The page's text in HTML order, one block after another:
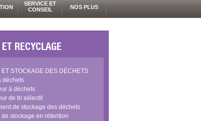
SERVICE ET
CONSEIL
NOS PLUS
RECYCLAGE
STOCKAGE DES DÉCHETS
déchets
à déchets
de tri sélectif
de stockage des déchets
de stockage en rétention